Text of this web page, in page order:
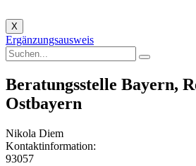
X
Ergänzungsausweis
Beratungsstelle Bayern,
Ostbayern
Nikola Diem
Kontaktinformation:
93057